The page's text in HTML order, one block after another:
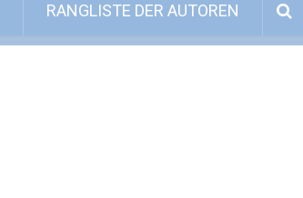
RANGLISTE DER AUTOREN